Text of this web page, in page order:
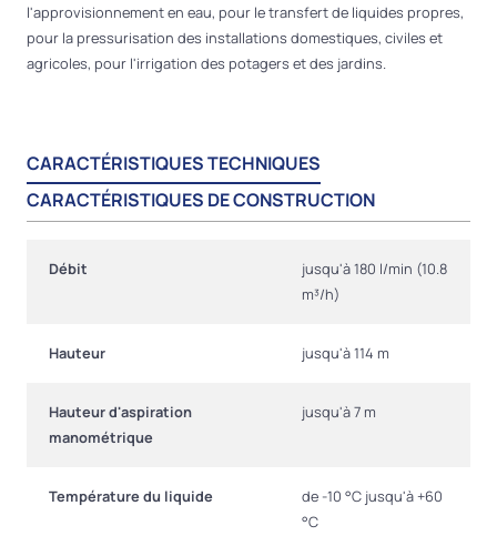
l'approvisionnement en eau, pour le transfert de liquides propres,
pour la pressurisation des installations domestiques, civiles et
agricoles, pour l'irrigation des potagers et des jardins.
CARACTÉRISTIQUES TECHNIQUES
CARACTÉRISTIQUES DE CONSTRUCTION
Débit
jusqu'à 180 l/min (10.8
m³/h)
Hauteur jusqu'à 114 m
Hauteur d'aspiration
manométrique
jusqu'à 7 m
Température du liquide
de -10 °C jusqu'à +60
°C